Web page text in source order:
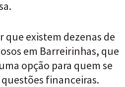
que existem dezenas de
em Barreirinhas, que
opção para quem se
financeiras.